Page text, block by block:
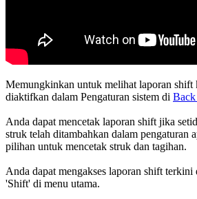
Memungkinkan untuk melihat laporan shift
diaktifkan dalam Pengaturan sistem di
Anda dapat mencetak laporan shift jika
struk telah ditambahkan dalam pengaturan
pilihan untuk mencetak struk dan tagihan.
Anda dapat mengakses laporan shift terkini
'Shift' di menu utama.